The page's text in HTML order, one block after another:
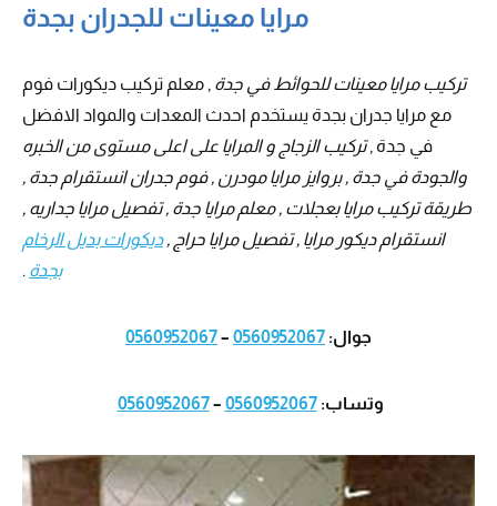
مرايا معينات للجدران بجدة
تركيب مرايا معينات للحوائط في جدة , معلم تركيب ديكورات فوم
مع مرايا جدران بجدة يستخدم احدث المعدات والمواد الافضل
في جدة ,تركيب الزجاج و المرايا على اعلى مستوى من الخبره
والجودة في جدة , بروايز مرايا مودرن , فوم جدران انستقرام جدة ,
طريقة تركيب مرايا بعجلات , معلم مرايا جدة , تفصيل مرايا جداريه ,
انستقرام ديكور مرايا , تفصيل مرايا حراج ,ديكورات بديل الرخام
بجدة .
جوال: 0560952067
–
0560952067
وتساب:0560952067
–
0560952067